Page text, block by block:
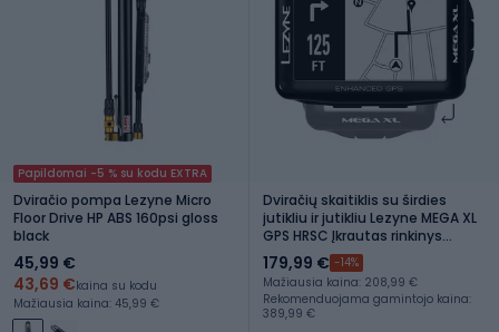
Papildomai -5 % su kodu EXTRA
Dviračio pompa Lezyne Micro
Floor Drive HP ABS 160psi gloss
black
45,99 €
43,69 €kaina su kodu
Mažiausia kaina: 45,99 €
Dviračių skaitiklis su širdies
jutikliu ir jutikliu Lezyne MEGA XL
GPS HRSC Įkrautas rinkinys
juodas LZN-1-GPS-MEGAXL-
V204-HS
179,99 € -14%
Mažiausia kaina: 208,99 €
Rekomenduojama gamintojo kaina:
389,99 €